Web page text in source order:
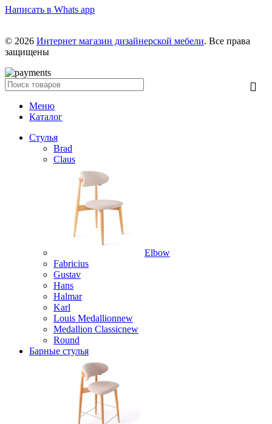
Написать в Whats app
© 2026 Интернет магазин дизайнерской мебели. Все права
защищены
Меню
Каталог
Стулья
Brad
Claus
Elbow
Fabricius
Gustav
Hans
Halmar
Karl
Louis Medallionnew
Medallion Classicnew
Round
Барные стулья